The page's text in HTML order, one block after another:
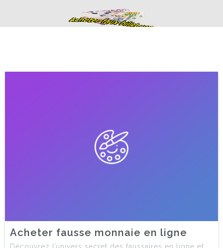
monnaie en euros
CONTACTS
Acheter fausse monnaie en ligne
Découvrez l’univers secret des faussaires en ligne et